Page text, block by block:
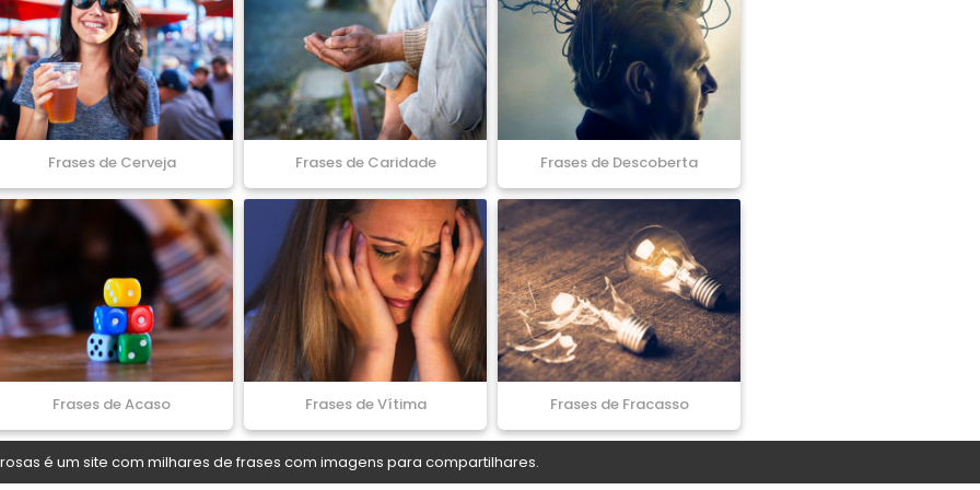
Frases de Cerveja Frases de Caridade Frases de Descoberta
Frases de Acaso Frases de Vítima Frases de Fracasso
é um site com milhares de frases com imagens para compartilhares.